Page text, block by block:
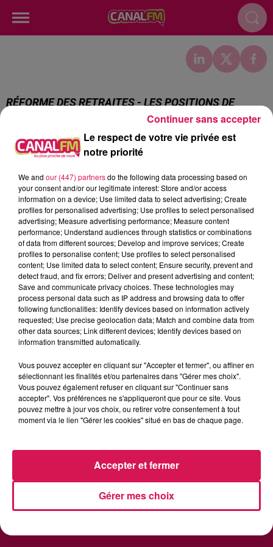
RÉFORME DES RETRAITES - LES POSITIONS DE
TROIS DÉPUTÉS DE L'ASSEMBLÉE NATIONALE
Publié : 4 octobre 2022 à 12h00
1h00
1h00
TOVE LO X STROMAE
Des Fleurs
0h56
0h56
WILL SMITH
Men In Black
0h54
0h54
MIKI
Ça Pik Un Peu Quand
Même
RADIO INFOS PODCAST
AGENDA JEU
Contactez-nous Mentions Legales
Politique de Confidentialité Gestion des Cookies
Le respect de votre vie privée est
notre priorité
We and our (447) partnersdo the following data processing based on
your consent and/or our legitimate interest: Store and/or access
information on a device; Use limited data to select advertising; Create
profiles for personalised advertising; Use profiles to select personalised
advertising; Measure advertising performance; Measure content
performance; Understand audiences through statistics or combinations
of data from different sources; Develop and improve services; Create
profiles to personalise content; Use profiles to select personalised
content; Use limited data to select content; Ensure security, prevent and
detect fraud, and fix errors; Deliver and present advertising and content;
Save and communicate privacy choices. These technologies may
process personal data such as IP address and browsing data to offer
following functionalities: Identify devices based on information actively
requested; Use precise geolocation data; Match and combine data from
other data sources; Link different devices; Identify devices based on
information transmitted automatically.
Vous pouvez accepter en cliquant sur "Accepter et fermer", ou affiner en
sélectionnant les finalités et/ou partenaires dans "Gérer mes choix".
Vous pouvez également refuser en cliquant sur "Continuer sans
accepter". Vos préférences ne s'appliqueront que pour ce site. Vous
pouvez mettre à jour vos choix, ou retirer votre consentement à tout
moment via le lien "Gérer les cookies" situé en bas de chaque page.
Gérer mes choix
Accepter et fermer
Continuer sans accepter